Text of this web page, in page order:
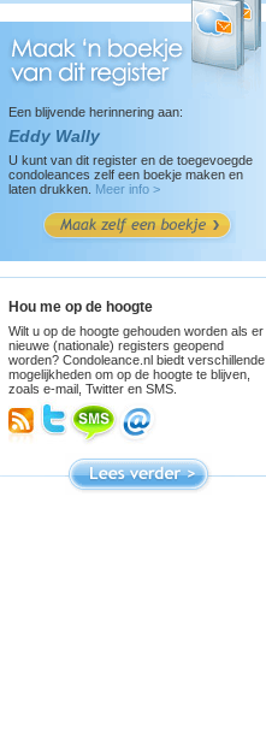
Een blijvende herinnering aan:
Eddy Wally
U kunt van dit register en de toegevoegde
condoleances zelf een boekje maken en
laten drukken.
Meer info >
Hou me op de hoogte
Wilt u op de hoogte gehouden worden als er
nieuwe (nationale) registers geopend
worden? Condoleance.nl biedt verschillende
mogelijkheden om op de hoogte te blijven,
zoals e-mail, Twitter en SMS.